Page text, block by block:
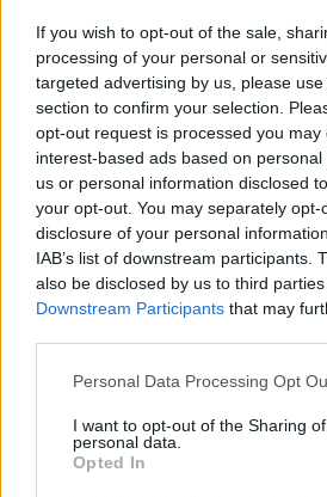
If you wish to opt-out of the sale,
processing of your personal or
targeted advertising by us, please
section to confirm your selection.
opt-out request is processed you may
interest-based ads based on
us or personal information disclosed
your opt-out. You may separately
disclosure of your personal
IAB’s list of downstream participants.
also be disclosed by us to third
Downstream Participants that may
Personal Data Processing Opt
I want to opt-out of the Sharing
personal data.
Opted In
Šie trumpi kirpimai po 50
metų suteikia plaukams
daugiau apimties, o veidui
– gaivumo
Kūno